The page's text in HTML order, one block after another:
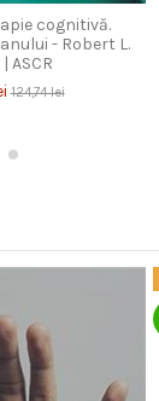
cognitivă.
- Robert L.
ASCR
124,74 lei